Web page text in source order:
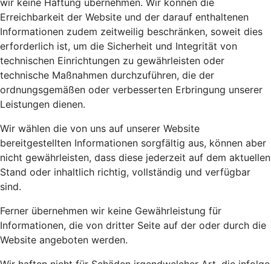
wir keine Haftung übernehmen. Wir können die
Erreichbarkeit der Website und der darauf enthaltenen
Informationen zudem zeitweilig beschränken, soweit dies
erforderlich ist, um die Sicherheit und Integrität von
technischen Einrichtungen zu gewährleisten oder
technische Maßnahmen durchzuführen, die der
ordnungsgemäßen oder verbesserten Erbringung unserer
Leistungen dienen.
Wir wählen die von uns auf unserer Website
bereitgestellten Informationen sorgfältig aus, können aber
nicht gewährleisten, dass diese jederzeit auf dem aktuellen
Stand oder inhaltlich richtig, vollständig und verfügbar
sind.
Ferner übernehmen wir keine Gewährleistung für
Informationen, die von dritter Seite auf der oder durch die
Website angeboten werden.